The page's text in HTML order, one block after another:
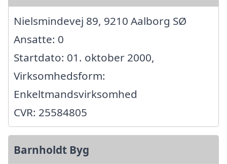
Nielsmindevej 89, 9210 Aalborg SØ
Ansatte: 0
Startdato: 01. oktober 2000,
Virksomhedsform:
Enkeltmandsvirksomhed
CVR: 25584805
Barnholdt Byg